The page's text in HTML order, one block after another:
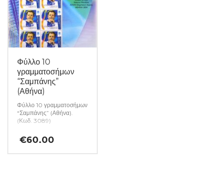
Φύλλο 10
γραμματοσήμων
“Σαμπάνης”
(Αθήνα)
Φύλλο 10 γραμματοσήμων
“Σαμπάνης” (Αθήνα).
(Κωδ. 3089)
€60.00